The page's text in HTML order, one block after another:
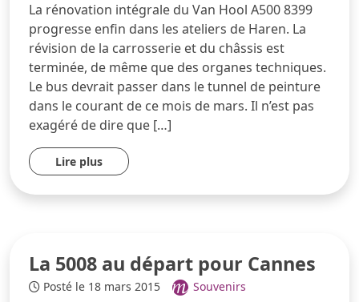
La rénovation intégrale du Van Hool A500 8399
progresse enfin dans les ateliers de Haren. La
révision de la carrosserie et du châssis est
terminée, de même que des organes techniques.
Le bus devrait passer dans le tunnel de peinture
dans le courant de ce mois de mars. Il n’est pas
exagéré de dire que […]
Lire plus
La 5008 au départ pour Cannes
Posté le 18 mars 2015 Souvenirs